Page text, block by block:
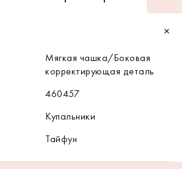
Мягкая чашка/Боковая
корректирующая деталь
460457
Купальники
Тайфун